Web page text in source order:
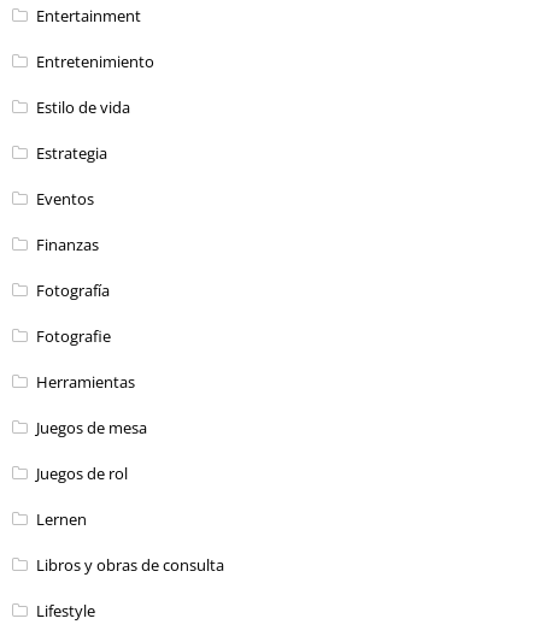
Entertainment
Entretenimiento
Estilo de vida
Estrategia
Eventos
Finanzas
Fotografía
Fotografie
Herramientas
Juegos de mesa
Juegos de rol
Lernen
Libros y obras de consulta
Lifestyle